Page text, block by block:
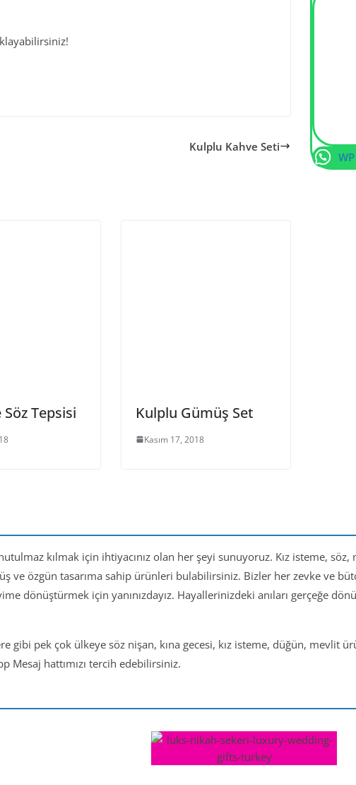
Kulplu Kahve Seti
Tepsisi Kulplu Gümüş Set
Kasım 17, 2018
kılmak için ihtiyacınız olan her şeyi sunuyoruz. Kız isteme,
ve özgün tasarıma sahip ürünleri bulabilirsiniz. Bizler her zevke ve
dönüştürmek için yanınızdayız. Hayallerinizdeki anıları gerçeğe
gibi pek çok ülkeye söz nişan, kına gecesi, kız isteme, düğün, mevlit
Mesaj hattımızı tercih edebilirsiniz.